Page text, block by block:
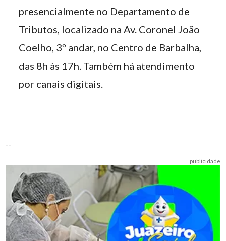
presencialmente no Departamento de
Tributos, localizado na Av. Coronel João
Coelho, 3º andar, no Centro de Barbalha,
das 8h às 17h. Também há atendimento
por canais digitais.
--
publicidade